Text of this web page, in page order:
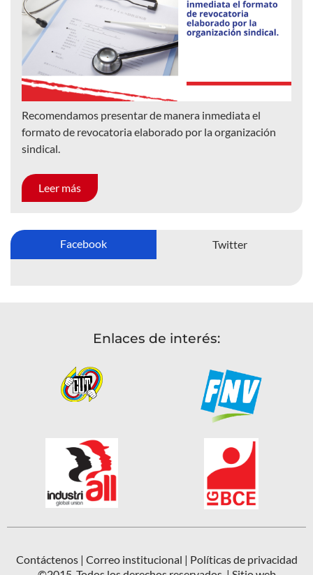
Recomendamos presentar de manera inmediata el
formato de revocatoria elaborado por la organización
sindical.
Leer más
Facebook Twitter
Enlaces de interés:
Contáctenos| Correo institucional | Políticas de privacidad